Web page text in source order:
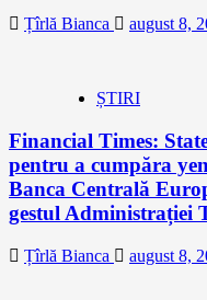
Țîrlă Bianca august 8,
ȘTIRI
Financial Times:
pentru a cumpăra
Banca Centrală
gestul Administrației
Țîrlă Bianca august 8,